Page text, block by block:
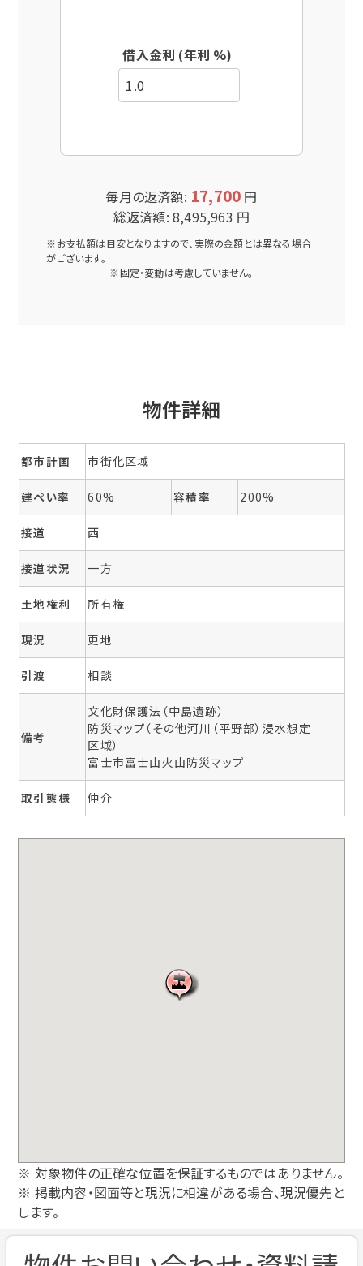
借入金利 (年利 %)
毎月の返済額: 17,700 円
総返済額: 8,495,963 円
※お支払額は目安となりますので、実際の金額とは異なる場合
がございます。
※固定・変動は考慮していません。
物件詳細
都市計画 市街化区域
建ぺい率 60% 容積率 200%
接道 西
接道状況 一方
土地権利 所有権
現況 更地
引渡 相談
備考
文化財保護法（中島遺跡）
防災マップ（その他河川（平野部）浸水想定
区域）
富士市富士山火山防災マップ
取引態様 仲介
※ 対象物件の正確な位置を保証するものではありません。
※ 掲載内容・図面等と現況に相違がある場合、現況優先と
します。